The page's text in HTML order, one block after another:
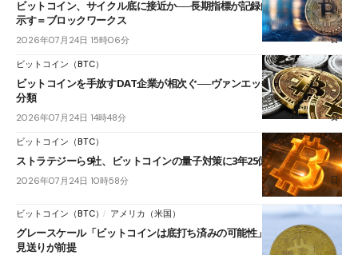
ビットコイン、サイクル底に接近か──長期指標が記録的な売られ過ぎを
示す＝ブロックワークス
2026年07月24日 15時06分
ビットコイン（BTC）
ビットコインを手放すDAT企業が相次ぐ──ヴァンエックが撤退・縮小を
分類
2026年07月24日 14時48分
ビットコイン（BTC）
ストラテジーら9社、ビットコインの量子対策に3年25億円
2026年07月24日 10時58分
ビットコイン（BTC） アメリカ（米国）
グレースケール「ビットコインは底打ち済みの可能性」──FRBの利上げ
見送りが前提